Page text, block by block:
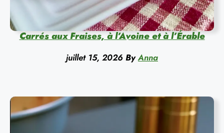
Carrés aux Fraises, à l’Avoine et à l’Érable
juillet 15, 2026 By Anna